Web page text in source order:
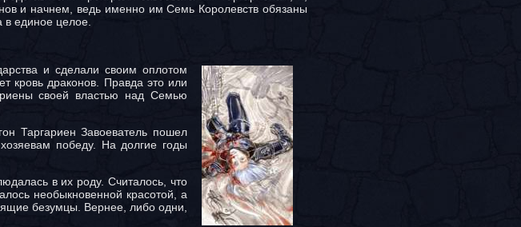
и начнем, ведь именно им Семь Королевств обязаны
единое целое.
и сделали своим оплотом
кровь драконов. Правда это или
своей властью над Семью
Таргариен Завоеватель пошел
победу. На долгие годы
в их роду. Считалось, что
необыкновенной красотой, а
безумцы. Вернее, либо одни,